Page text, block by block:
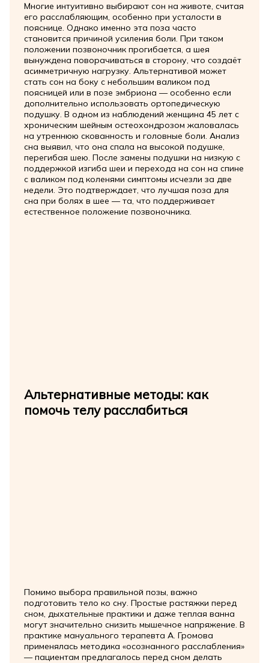
Многие интуитивно выбирают сон на животе, считая
его расслабляющим, особенно при усталости в
пояснице. Однако именно эта поза часто
становится причиной усиления боли. При таком
положении позвоночник прогибается, а шея
вынуждена поворачиваться в сторону, что создаёт
асимметричную нагрузку. Альтернативой может
стать сон на боку с небольшим валиком под
поясницей или в позе эмбриона — особенно если
дополнительно использовать ортопедическую
подушку. В одном из наблюдений женщина 45 лет с
хроническим шейным остеохондрозом жаловалась
на утреннюю скованность и головные боли. Анализ
сна выявил, что она спала на высокой подушке,
перегибая шею. После замены подушки на низкую с
поддержкой изгиба шеи и перехода на сон на спине
с валиком под коленями симптомы исчезли за две
недели. Это подтверждает, что лучшая поза для
сна при болях в шее — та, что поддерживает
естественное положение позвоночника.
Альтернативные методы: как
помочь телу расслабиться
Помимо выбора правильной позы, важно
подготовить тело ко сну. Простые растяжки перед
сном, дыхательные практики и даже теплая ванна
могут значительно снизить мышечное напряжение. В
практике мануального терапевта А. Громова
применялась методика «осознанного расслабления»
— пациентам предлагалось перед сном делать